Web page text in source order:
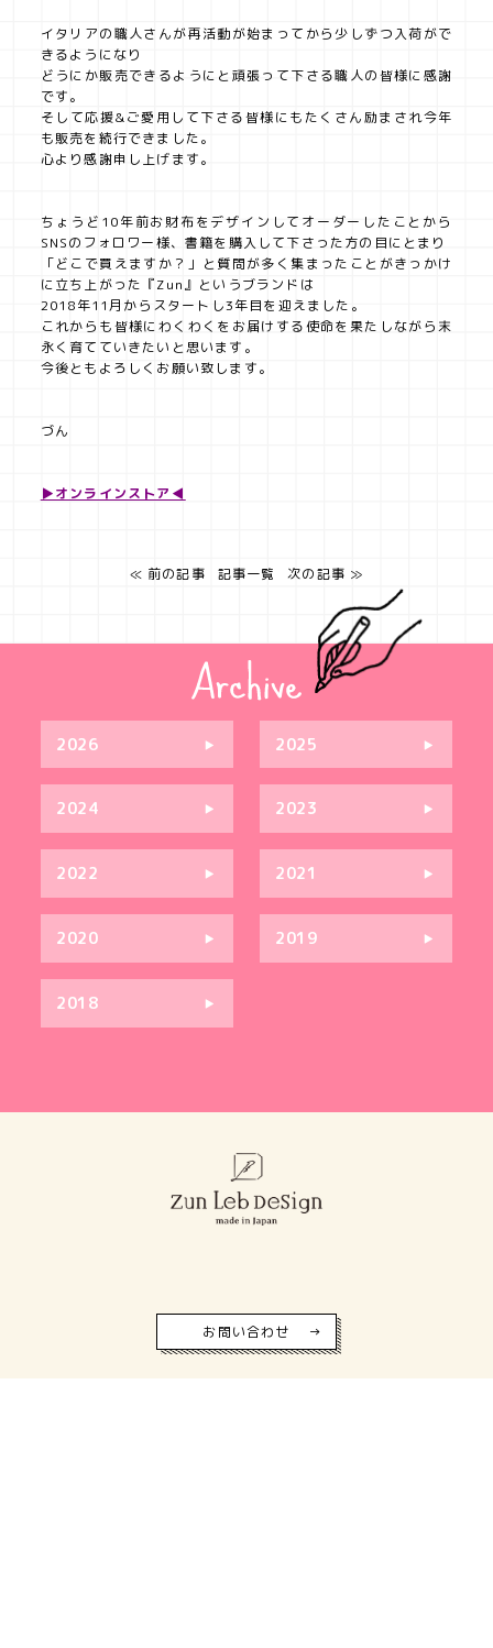
イタリアの職人さんが再活動が始まってから少しずつ入荷がで
きるようになり
どうにか販売できるようにと頑張って下さる職人の皆様に感謝
です。
そして応援&ご愛用して下さる皆様にもたくさん励まされ今年
も販売を続行できました。
心より感謝申し上げます。
ちょうど10年前お財布をデザインしてオーダーしたことから
SNSのフォロワー様、書籍を購入して下さった方の目にとまり
「どこで買えますか？」と質問が多く集まったことがきっかけ
に立ち上がった『Zun』というブランドは
2018年11月からスタートし3年目を迎えました。
これからも皆様にわくわくをお届けする使命を果たしながら末
永く育てていきたいと思います。
今後ともよろしくお願い致します。
づん
▶オンラインストア◀
≪ 前の記事 記事一覧 次の記事 ≫
2026 2025
2024 2023
2022 2021
2020 2019
2018
お問い合わせ